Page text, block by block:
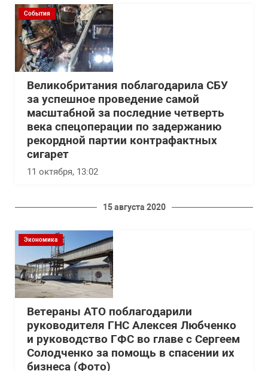
События
Великобритания поблагодарила СБУ
за успешное проведение самой
масштабной за последние четверть
века спецоперации по задержанию
рекордной партии контрафактных
сигарет
11 октября, 13:02
15 августа 2020
Экономика
Ветераны АТО поблагодарили
руководителя ГНС Алексея Любченко
и руководство ГФС во главе с Сергеем
Солодченко за помощь в спасении их
бизнеса (Фото)